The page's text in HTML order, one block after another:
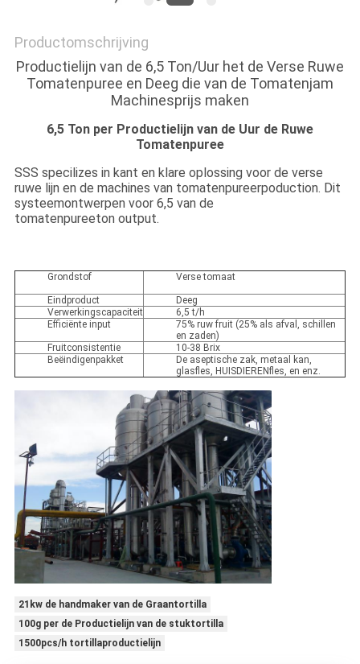
Productomschrijving
Productielijn van de 6,5 Ton/Uur het de Verse Ruwe
Tomatenpuree en Deeg die van de Tomatenjam
Machinesprijs maken
6,5 Ton per Productielijn van de Uur de Ruwe
Tomatenpuree
SSS specilizes in kant en klare oplossing voor de verse
ruwe lijn en de machines van tomatenpureerpoduction. Dit
systeemontwerpen voor 6,5 van de
tomatenpureeton output.
Grondstof Verse tomaat
Eindproduct
Deeg
Verwerkingscapaciteit
6,5 t/h
Efficiënte input
75% ruw fruit (25% als afval, schillen
en zaden)
Fruitconsistentie
10-38 Brix
Beëindigenpakket
De aseptische zak, metaal kan,
glasfles, HUISDIERENfles, en enz.
21kw de handmaker van de Graantortilla
100g per de Productielijn van de stuktortilla
1500pcs/h tortillaproductielijn